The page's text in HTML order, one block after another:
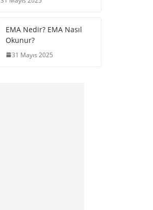
EMA Nedir? EMA Nasıl
Okunur?
31 Mayıs 2025